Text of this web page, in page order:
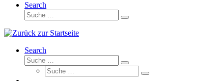
Search
Suche
Suche
Search
Suche
Suche
Suche
Suche